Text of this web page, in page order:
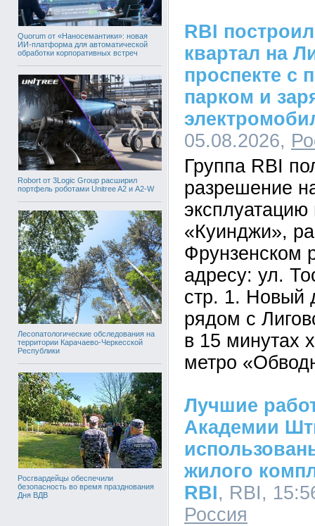
Quorum от «Наносемантики»: новая
ИИ-платформа для автоматической
обработки корпоративных встреч
Robort от 3Logic Group расширил
портфель роботами Unitree A2 и A2-W
Лесопатологические обследования на
территории Карачаево-Черкесской
Республики
Росгвардейцы обеспечили
безопасность во время празднования
Дня ВДВ
RBI
квартал на
проспекте с
парком и
05.08.2026,
Группа RBI
разрешение
эксплуатацию
«Куинджи»,
Фрунзенском
адресу: ул.
стр. 1. Новый
рядом с
в 15 минутах
метро
Лучшие
Академии
жилого
RBI, RBI,
Россия